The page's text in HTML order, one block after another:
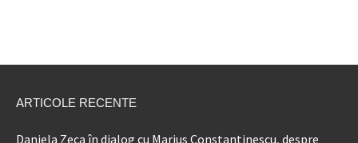
ARTICOLE RECENTE
Daniela Zeca în dialog cu Marius Constantinescu, despre